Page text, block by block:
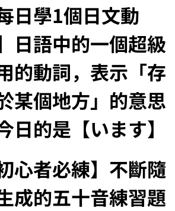
每日學1個日文動
日語中的一個超級
的動詞，表示「存
某個地方」的意思
日的是【います】
初心者必練】不斷隨
成的五十音練習題